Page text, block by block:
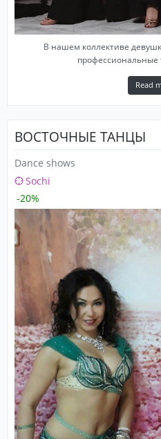
В нашем коллективе
профессиональные
Read
ВОСТОЧНЫЕ ТАНЦЫ
Dance shows
Sochi
-20%